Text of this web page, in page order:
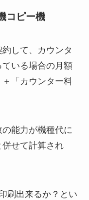
コピー機
して、カウンタ
いる場合の月額
「カウンター料
能力が機種代に
せて計算され
刷出来るか？とい